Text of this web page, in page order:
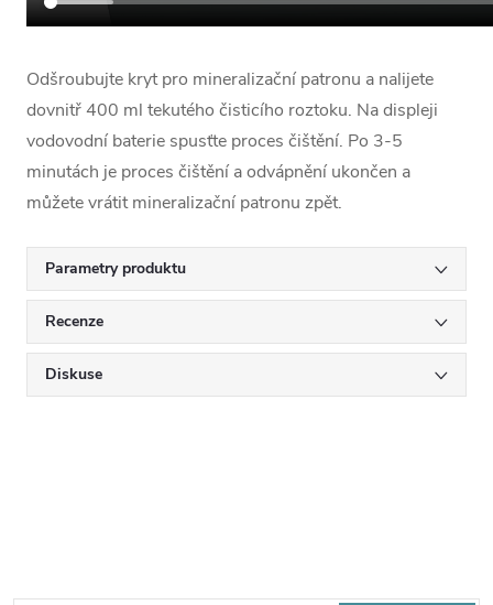
Odšroubujte kryt pro mineralizační patronu a nalijete
dovnitř 400 ml tekutého čisticího roztoku. Na displeji
vodovodní baterie spusťte proces čištění. Po 3-5
minutách je proces čištění a odvápnění ukončen a
můžete vrátit mineralizační patronu zpět.
Parametry produktu
Recenze
Diskuse
Z